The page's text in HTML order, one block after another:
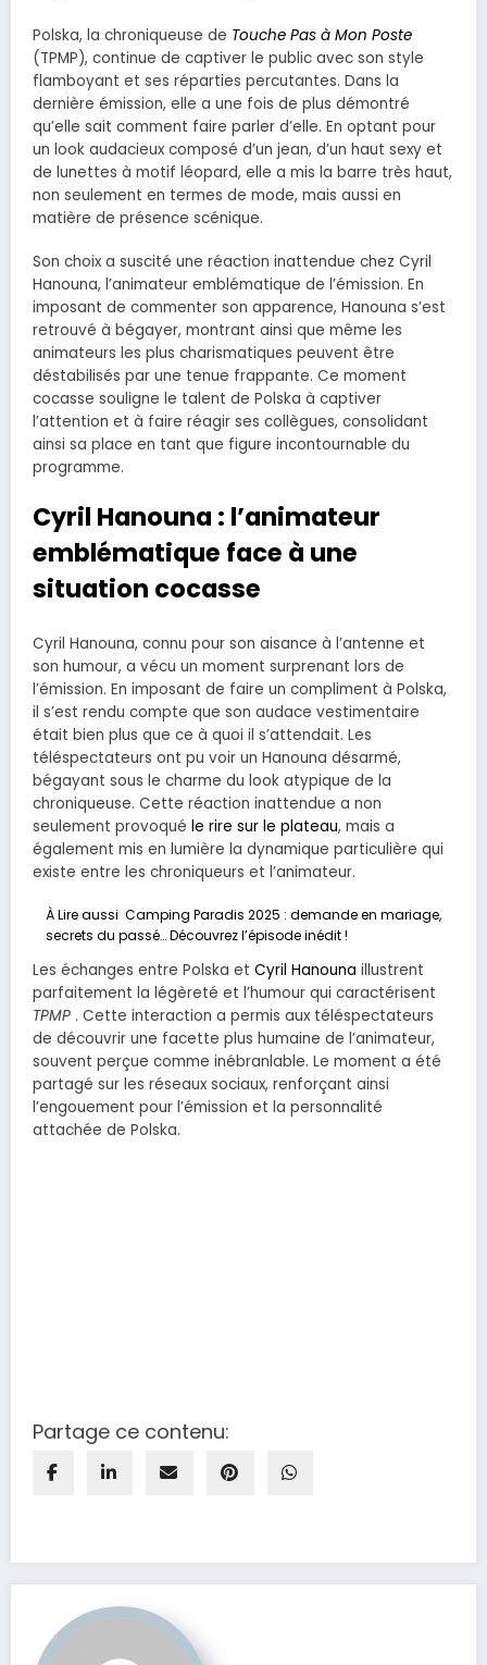
Polska, la chroniqueuse de Touche Pas à Mon Poste
(TPMP), continue de captiver le public avec son style
flamboyant et ses réparties percutantes. Dans la
dernière émission, elle a une fois de plus démontré
qu’elle sait comment faire parler d’elle. En optant pour
un look audacieux composé d’un jean, d’un haut sexy et
de lunettes à motif léopard, elle a mis la barre très haut,
non seulement en termes de mode, mais aussi en
matière de présence scénique.
Son choix a suscité une réaction inattendue chez Cyril
Hanouna, l’animateur emblématique de l’émission. En
imposant de commenter son apparence, Hanouna s’est
retrouvé à bégayer, montrant ainsi que même les
animateurs les plus charismatiques peuvent être
déstabilisés par une tenue frappante. Ce moment
cocasse souligne le talent de Polska à captiver
l’attention et à faire réagir ses collègues, consolidant
ainsi sa place en tant que figure incontournable du
programme.
Cyril Hanouna : l’animateur
emblématique face à une
situation cocasse
Cyril Hanouna, connu pour son aisance à l’antenne et
son humour, a vécu un moment surprenant lors de
l’émission. En imposant de faire un compliment à Polska,
il s’est rendu compte que son audace vestimentaire
était bien plus que ce à quoi il s’attendait. Les
téléspectateurs ont pu voir un Hanouna désarmé,
bégayant sous le charme du look atypique de la
chroniqueuse. Cette réaction inattendue a non
seulement provoqué le rire sur le plateau, mais a
également mis en lumière la dynamique particulière qui
existe entre les chroniqueurs et l’animateur.
À Lire aussi Camping Paradis 2025 : demande en mariage,
secrets du passé… Découvrez l’épisode inédit !
Les échanges entre Polska et Cyril Hanouna illustrent
parfaitement la légèreté et l’humour qui caractérisent
TPMP . Cette interaction a permis aux téléspectateurs
de découvrir une facette plus humaine de l’animateur,
souvent perçue comme inébranlable. Le moment a été
partagé sur les réseaux sociaux, renforçant ainsi
l’engouement pour l’émission et la personnalité
attachée de Polska.
Partage ce contenu: